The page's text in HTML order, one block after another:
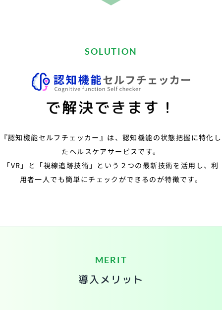
SOLUTION
で解決できます！
『認知機能セルフチェッカー』は、認知機能の状態把握に特化し
たヘルスケアサービスです。
「VR」と「視線追跡技術」という２つの最新技術を活用し、利
用者一人でも簡単にチェックができるのが特徴です。
MERIT
導入メリット